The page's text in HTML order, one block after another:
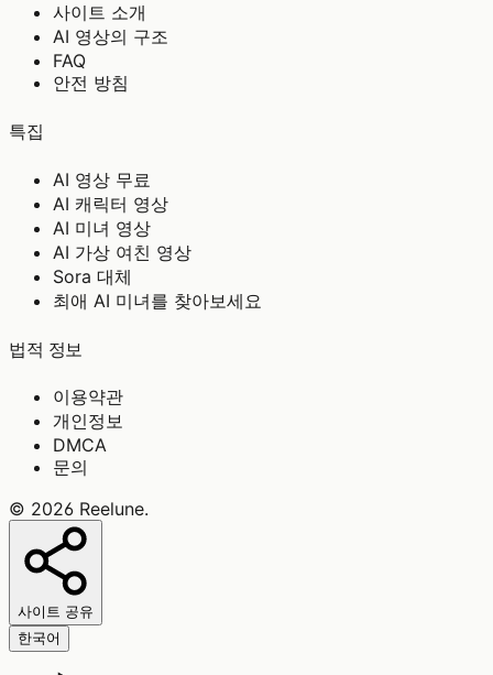
사이트 소개
AI 영상의 구조
FAQ
안전 방침
특집
AI 영상 무료
AI 캐릭터 영상
AI 미녀 영상
AI 가상 여친 영상
Sora 대체
최애 AI 미녀를 찾아보세요
법적 정보
이용약관
개인정보
DMCA
문의
© 2026 Reelune.
사이트 공유
한국어